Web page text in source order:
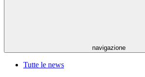
navigazione
Tutte le news